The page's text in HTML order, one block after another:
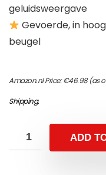
geluidsweergave
Gevoerde, in
beugel
Amazon.nl Price:€46.98(as
Shipping.
ADD